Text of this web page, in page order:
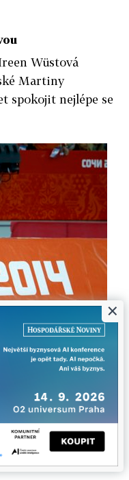
Wüstová
Martiny
spokojit nejlépe se
je na
Antoinette
atakovat čas
pořadí.
×